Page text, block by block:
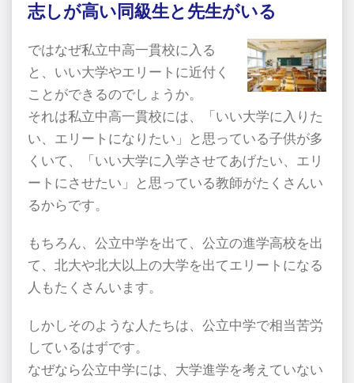
志しが高い同級生と先生がいる
ではなぜ私立中高一貫校に入る
と、いい大学やエリートに近付く
ことができるのでしょうか。
それは私立中高一貫校には、「いい大学に入りた
い、エリートになりたい」と思っている子供が多
くいて、「いい大学に入学させてあげたい、エリ
ートにさせたい」と思っている教師がたくさんい
るからです。
もちろん、公立中学を出て、公立の進学高校を出
て、北大や北大以上の大学を出てエリートになる
人もたくさんいます。
しかしそのような人たちは、公立中学で相当苦労
しているはずです。
なぜなら公立中学には、大学進学を考えていない